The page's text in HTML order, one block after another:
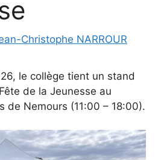
Christophe NARROUR
le collège tient un stand
de la Jeunesse au
de Nemours (11:00 – 18:00).